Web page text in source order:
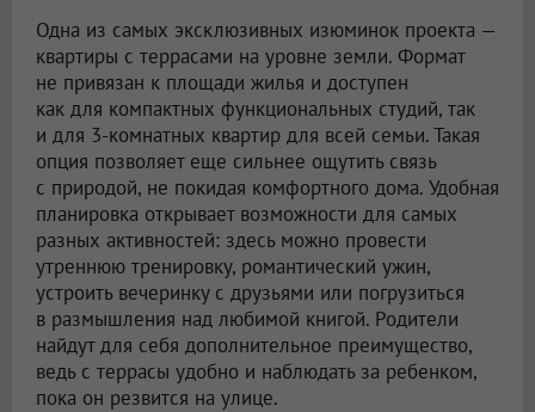
Одна из самых эксклюзивных изюминок проекта —
квартиры с террасами на уровне земли. Формат
не привязан к площади жилья и доступен
как для компактных функциональных студий, так
и для 3-комнатных квартир для всей семьи. Такая
опция позволяет еще сильнее ощутить связь
с природой, не покидая комфортного дома. Удобная
планировка открывает возможности для самых
разных активностей: здесь можно провести
утреннюю тренировку, романтический ужин,
устроить вечеринку с друзьями или погрузиться
в размышления над любимой книгой. Родители
найдут для себя дополнительное преимущество,
ведь с террасы удобно и наблюдать за ребенком,
пока он резвится на улице.